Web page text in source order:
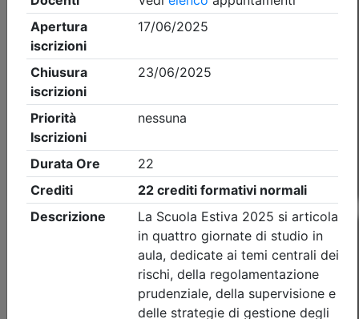
- Tipo Ordine/collegio:Dott. Comm. E.C.- Ordine:
Cagliari- Eventi in programma dal
Precedente 1 Successiva
Nessun risultato per i parametri inseriti
Esito della ricerca eventi formativi
Non è stato trovato nessun evento formativo con i
parametri di ricerca utilizzati